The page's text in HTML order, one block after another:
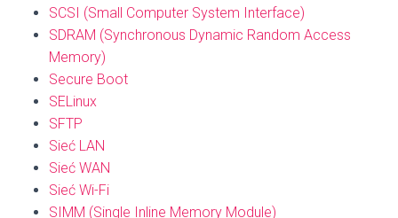
SCSI (Small Computer System Interface)
SDRAM (Synchronous Dynamic Random Access
Memory)
Secure Boot
SELinux
SFTP
Sieć LAN
Sieć WAN
Sieć Wi-Fi
SIMM (Single Inline Memory Module)